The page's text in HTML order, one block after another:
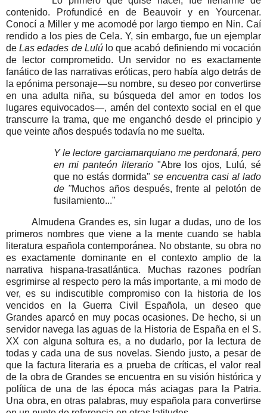
contenido.
Profundicé en de Beauvoir y en Yourcenar.
Conocí a Miller y me acomodé por largo tiempo en Nin. Caí
rendido a los pies de Cela. Y, sin embargo, fue un ejemplar
deLas edades de Lulú lo que acabó definiendo mi vocación
de lector comprometido. Un servidor no es exactamente
fanático de las narrativas eróticas, pero había algo detrás de
la epónima personaje—su nombre, su deseo por convertirse
en una adulta niña, su búsqueda del amor en todos los
lugares equivocados—, amén del contexto social en el que
transcurre la trama, que me enganchó desde el principio y
que veinte años después todavía no me suelta.
Y le lectore garciamarquiano me perdonará, pero
en mi panteón literario "Abre los ojos, Lulú, sé
que no estás dormida" se encuentra casi al lado
de "Muchos años después, frente al pelotón de
fusilamiento..."
Almudena Grandes es, sin lugar a dudas, uno de los
primeros nombres que viene a la mente cuando se habla
literatura española contemporánea. No obstante, su obra no
es exactamente dominante en el contexto amplio de la
narrativa hispana-trasatlántica.
Muchas razones podrían
esgrimirse al respecto pero la más importante, a mi modo de
ver, es su indiscutible compromiso con
la historia de los
vencidos en la Guerra Civil Española, un deseo que
Grandes aparcóen muy pocas ocasiones. De hecho, si un
servidor navega las aguas de la Historia de España en el S.
XX con alguna soltura es, a no dudarlo, por la lectura de
todas y cada una de sus novelas. Siendo justo, a pesar de
que la factura literaria es a prueba de críticas, el valor real
de la obra de Grandes se encuentra en su visión histórica y
política de una de las época más aciagas para la Patria.
Una obra, en otras palabras, muy española para convertirse